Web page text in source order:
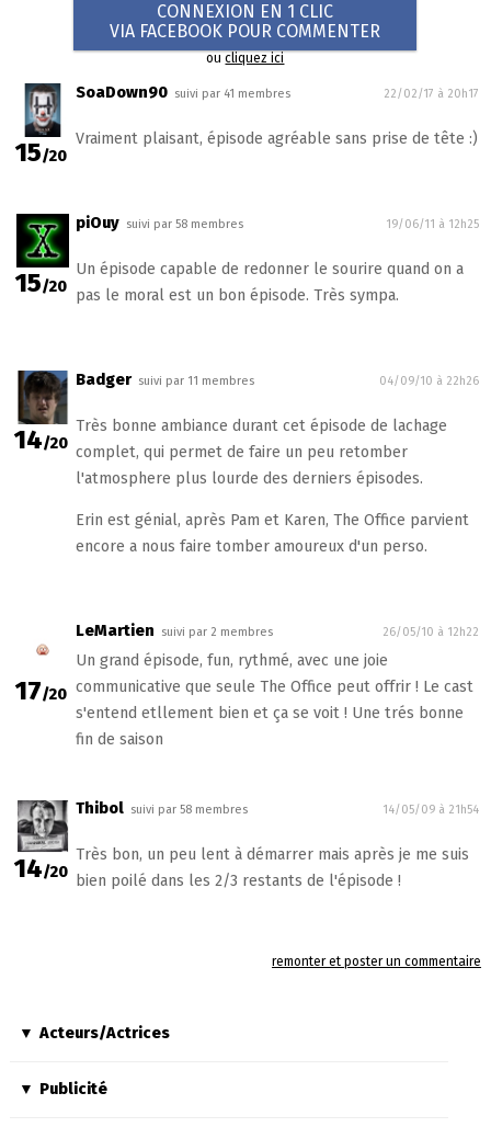
CONNEXION EN 1 CLIC
VIA FACEBOOK POUR COMMENTER
oucliquez ici
15/20
SoaDown90 suivi par 41 membres 22/02/17 à 20h17
Vraiment plaisant, épisode agréable sans prise de tête :)
15/20
piOuy suivi par 58 membres 19/06/11 à 12h25
Un épisode capable de redonner le sourire quand on a
pas le moral est un bon épisode. Très sympa.
14/20
Badger suivi par 11 membres 04/09/10 à 22h26
Très bonne ambiance durant cet épisode de lachage
complet, qui permet de faire un peu retomber
l'atmosphere plus lourde des derniers épisodes.
Erin est génial, après Pam et Karen, The Office parvient
encore a nous faire tomber amoureux d'un perso.
17/20
LeMartien suivi par 2 membres 26/05/10 à 12h22
Un grand épisode, fun, rythmé, avec une joie
communicative que seule The Office peut offrir ! Le cast
s'entend etllement bien et ça se voit ! Une trés bonne
fin de saison
14/20
Thibol suivi par 58 membres 14/05/09 à 21h54
Très bon, un peu lent à démarrer mais après je me suis
bien poilé dans les 2/3 restants de l'épisode !
remonter et poster un commentaire
Acteurs/Actrices
Publicité